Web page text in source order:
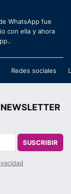
WhatsApp fue
con ella y ahora
Redes sociales
SUSCRIBIR